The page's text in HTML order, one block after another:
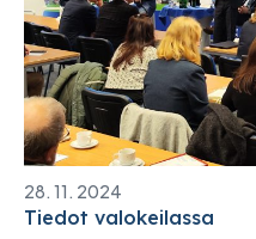
28. 11. 2024
Tiedot valokeilassa